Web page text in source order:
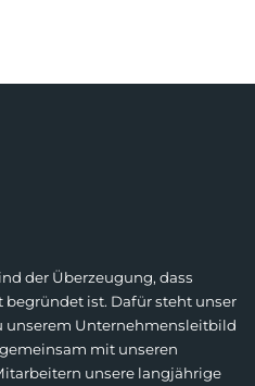
der Überzeugung, dass
ist. Dafür steht unser
unserem Unternehmensleitbild
mit unseren
unsere langjährige